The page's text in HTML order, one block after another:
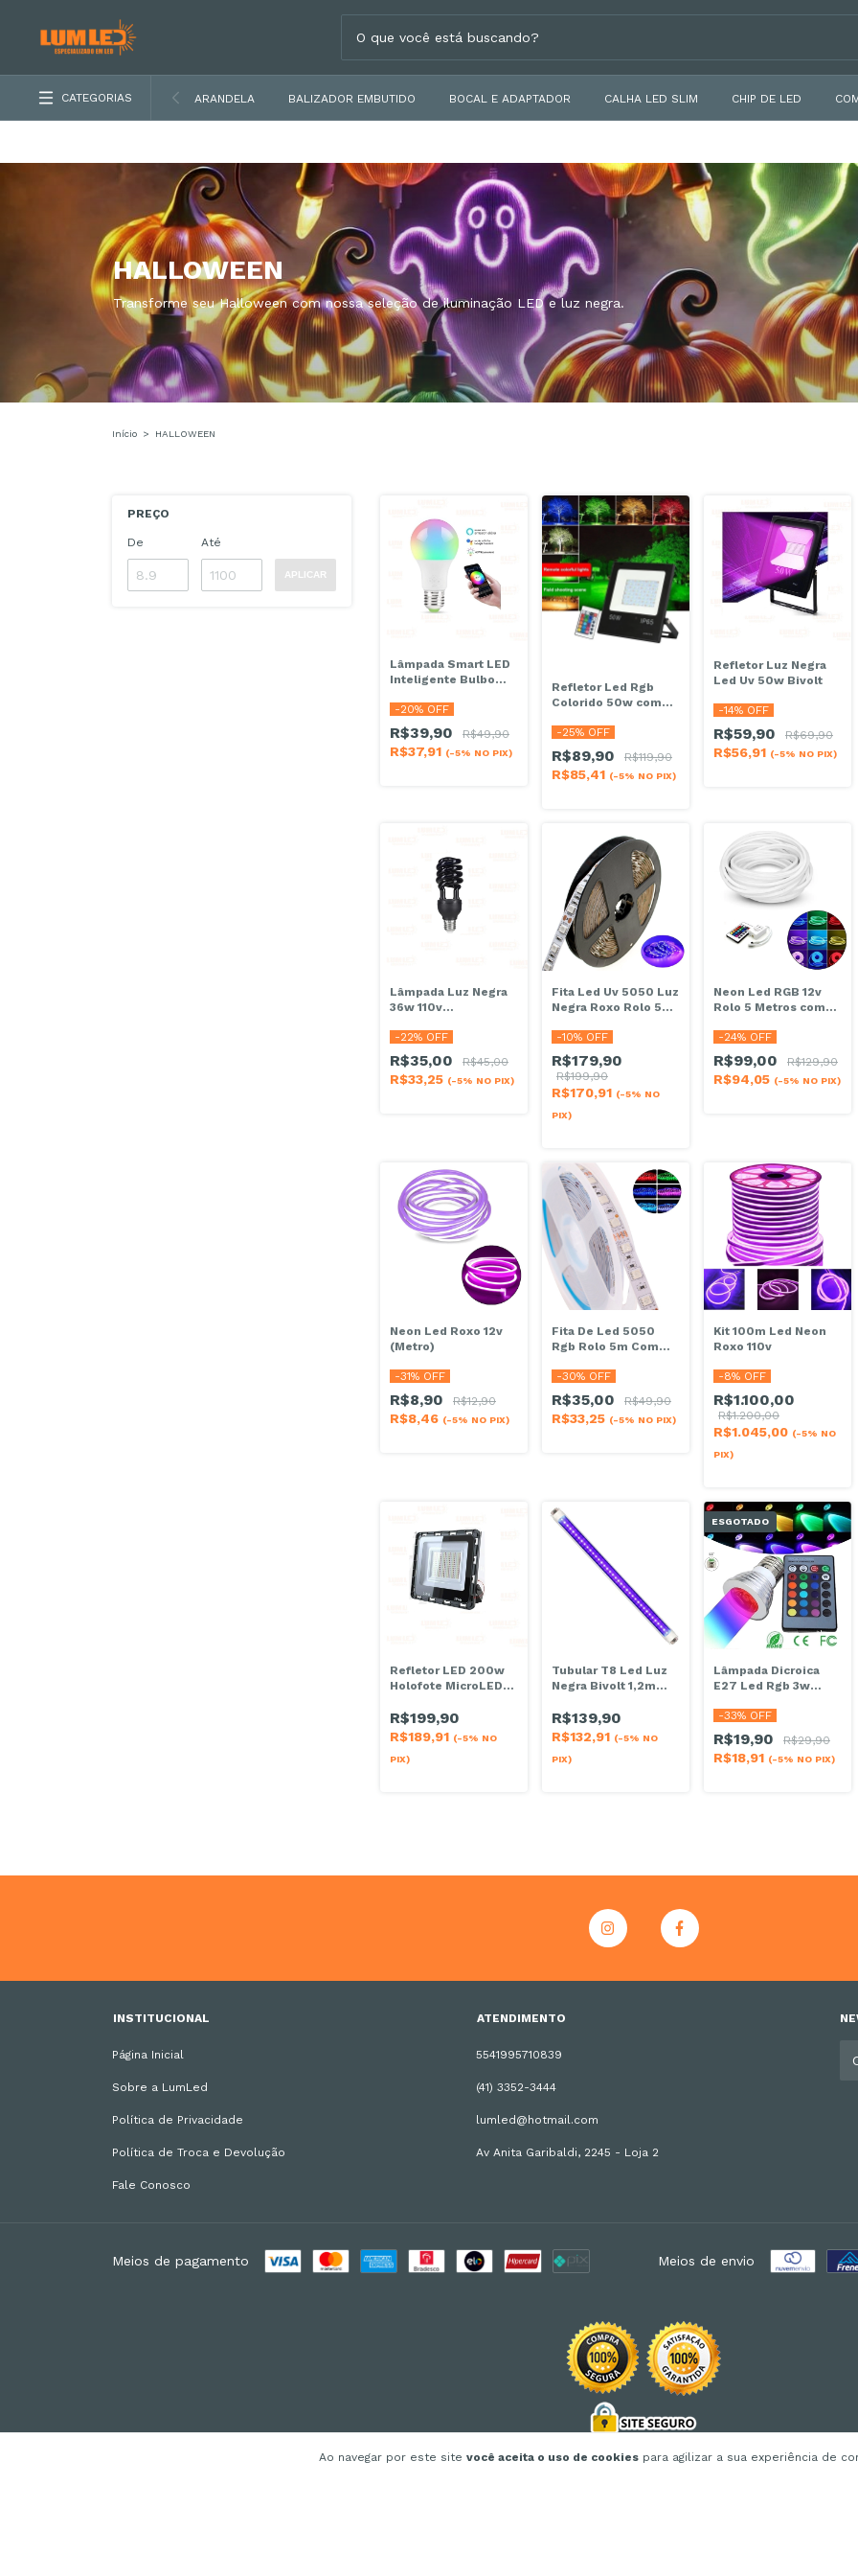
CATEGORIAS ARANDELA BALIZADOR EMBUTIDO BOCAL E ADAPTADOR CALHA LED SLIM CHIP DE LED
Ao navegar por este site você aceita o uso de cookies para agilizar a sua experiência de
HALLOWEEN
Transforme seu Halloween com nossa seleção de iluminação LED e luz negra.
Início > HALLOWEEN
PREÇO
De Até
APLICAR
Lâmpada Smart LED
Inteligente Bulbo
Bivolt
-20% OFF
R$39,90 R$49,90
R$37,91 (-5% NO PIX)
Refletor Led Rgb
Colorido 50w com
-25% OFF
R$89,90 R$119,90
R$85,41 (-5% NO PIX)
Refletor Luz Negra
Led Uv 50w Bivolt
-14% OFF
R$59,90 R$69,90
R$56,91 (-5% NO PIX)
Lâmpada Luz Negra
36w 110v
Eletrônica Neon
-22% OFF
R$35,00 R$45,00
R$33,25 (-5% NO PIX)
Fita Led Uv 5050 Luz
Negra Roxo Rolo 5
-10% OFF
R$179,90
R$199,90
R$170,91 (-5% NO
PIX)
Neon Led RGB 12v
Rolo 5 Metros com
12*6mm
-24% OFF
R$99,00 R$129,90
R$94,05 (-5% NO PIX)
Neon Led Roxo 12v
(Metro)
-31% OFF
R$8,90 R$12,90
R$8,46 (-5% NO PIX)
Fita De Led 5050
Rgb Rolo 5m Com
Silicone
-30% OFF
R$35,00 R$49,90
R$33,25 (-5% NO PIX)
Kit 100m Led Neon
Roxo 110v
-8% OFF
R$1.100,00
R$1.200,00
R$1.045,00 (-5% NO
PIX)
Refletor LED 200w
Holofote MicroLED
R$199,90
R$189,91 (-5% NO
PIX)
Tubular T8 Led Luz
Negra Bivolt 1,2m
R$139,90
R$132,91 (-5% NO
PIX)
ESGOTADO
Lâmpada Dicroica
E27 Led Rgb 3w
Remoto
-33% OFF
R$19,90 R$29,90
R$18,91 (-5% NO PIX)
INSTITUCIONAL
Página Inicial
Sobre a LumLed
Política de Privacidade
Política de Troca e Devolução
Fale Conosco
ATENDIMENTO
5541995710839
(41) 3352-3444
lumled@hotmail.com
Av Anita Garibaldi, 2245 - Loja 2
Meios de pagamento Meios de envio